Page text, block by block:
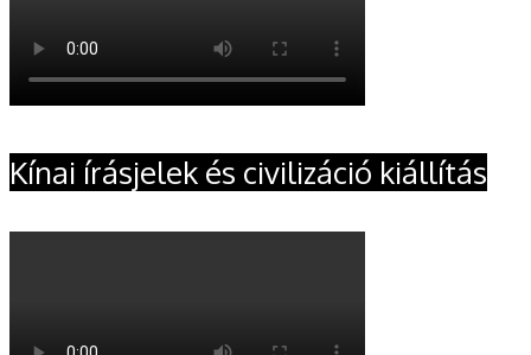
Kínai írásjelek és civilizáció kiállítás